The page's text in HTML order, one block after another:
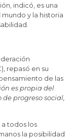
indicó, es una
y la historia
repasó en su
de las
es propia del
de progreso social,
todos los
la posibilidad